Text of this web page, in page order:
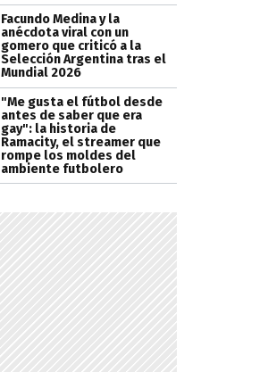
Facundo Medina y la
anécdota viral con un
gomero que criticó a la
Selección Argentina tras el
Mundial 2026
"Me gusta el fútbol desde
antes de saber que era
gay": la historia de
Ramacity, el streamer que
rompe los moldes del
ambiente futbolero